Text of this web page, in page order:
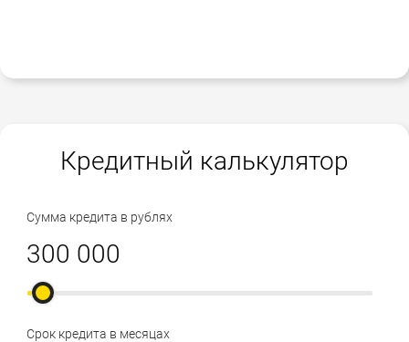
Кредитный калькулятор
Сумма кредита в рублях
Срок кредита в месяцах